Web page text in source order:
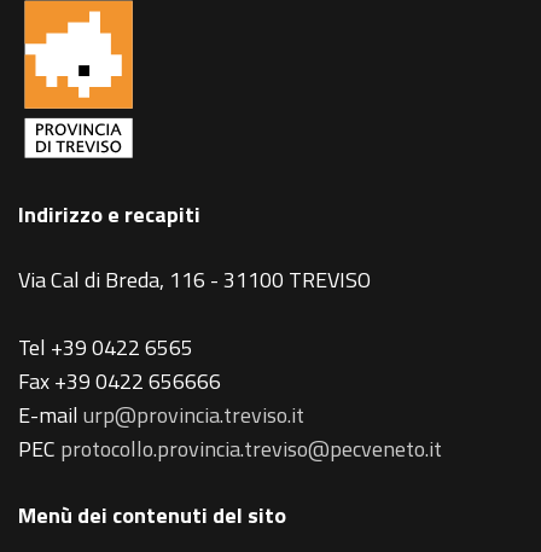
Indirizzo e recapiti
Via Cal di Breda, 116 - 31100 TREVISO
Tel +39 0422 6565
Fax +39 0422 656666
E-mailurp@provincia.treviso.it
PEC protocollo.provincia.treviso@pecveneto.it
Menù dei contenuti del sito